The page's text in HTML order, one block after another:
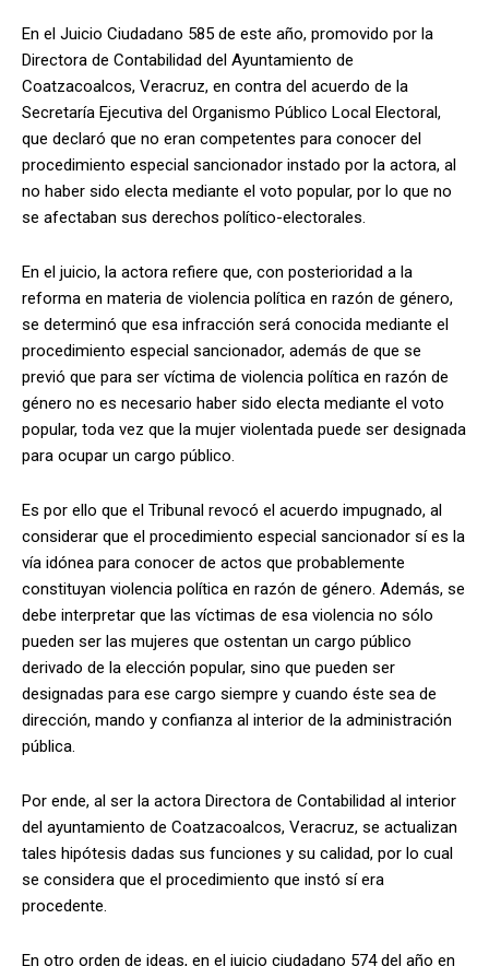
En el Juicio Ciudadano 585 de este año, promovido por la
Directora de Contabilidad del Ayuntamiento de
Coatzacoalcos, Veracruz, en contra del acuerdo de la
Secretaría Ejecutiva del Organismo Público Local Electoral,
que declaró que no eran competentes para conocer del
procedimiento especial sancionador instado por la actora, al
no haber sido electa mediante el voto popular, por lo que no
se afectaban sus derechos político-electorales.
En el juicio, la actora refiere que, con posterioridad a la
reforma en materia de violencia política en razón de género,
se determinó que esa infracción será conocida mediante el
procedimiento especial sancionador, además de que se
previó que para ser víctima de violencia política en razón de
género no es necesario haber sido electa mediante el voto
popular, toda vez que la mujer violentada puede ser designada
para ocupar un cargo público.
Es por ello que el Tribunal revocó el acuerdo impugnado, al
considerar que el procedimiento especial sancionador sí es la
vía idónea para conocer de actos que probablemente
constituyan violencia política en razón de género. Además, se
debe interpretar que las víctimas de esa violencia no sólo
pueden ser las mujeres que ostentan un cargo público
derivado de la elección popular, sino que pueden ser
designadas para ese cargo siempre y cuando éste sea de
dirección, mando y confianza al interior de la administración
pública.
Por ende, al ser la actora Directora de Contabilidad al interior
del ayuntamiento de Coatzacoalcos, Veracruz, se actualizan
tales hipótesis dadas sus funciones y su calidad, por lo cual
se considera que el procedimiento que instó sí era
procedente.
En otro orden de ideas, en el juicio ciudadano 574 del año en